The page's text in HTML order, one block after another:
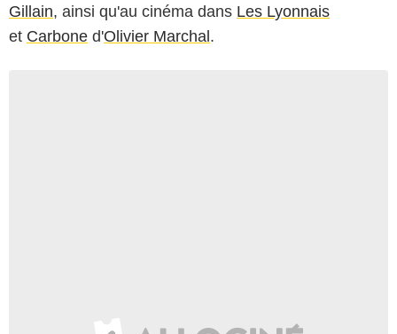
Gillain, ainsi qu'au cinéma dans Les Lyonnais
et Carbone d'Olivier Marchal .